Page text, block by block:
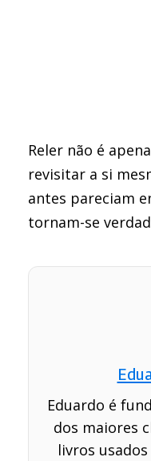
Reler não é
revisitar a si
antes pareciam
tornam-se
Eduardo é
dos maiores
livros